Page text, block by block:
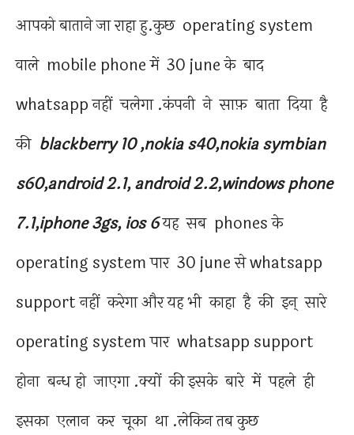
आपको बाताने जा राहा हु.कुछ operating system
वाले mobile phone में 30 june के बाद
whatsapp नहीं चलेगा .कंपनी ने साफ़ बाता दिया है
की blackberry 10 ,nokia s40,nokia symbian
s60,android 2.1, android 2.2,windows phone
7.1,iphone 3gs, ios 6यह सब phones के
operating system पार 30 june से whatsapp
support नहीं करेगा और यह भी काहा है की इन् सारे
operating system पार whatsapp support
होना बन्ध हो जाएगा .क्यों की इसके बारे में पहले ही
इसका एलान कर चूका था .लेकिन तब कुछ